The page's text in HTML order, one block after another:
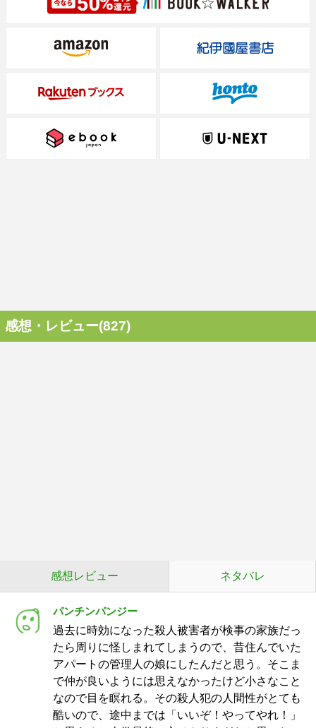
感想・レビュー(827)
感想レビュー ネタバレ
パンチンパンジー
過去に時効になった殺人被害者が検事の家族だっ
たら周りに怪しまれてしまうので、昔住んでいた
アパートの管理人の娘にしたんだと思う。そこま
で仲が良いようには思えなかったけど小さなこと
なので目を瞑れる。その殺人犯の人間性がとても
酷いので、途中までは「いいぞ！やってやれ！」